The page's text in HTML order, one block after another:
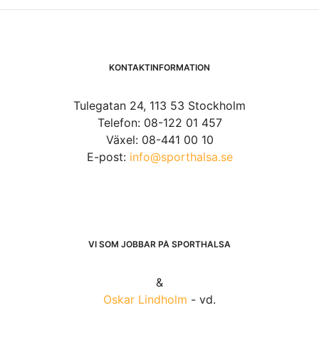
KONTAKTINFORMATION
Tulegatan 24, 113 53 Stockholm
Telefon: 08-122 01 457
Växel: 08-441 00 10
E-post: info@sporthalsa.se
VI SOM JOBBAR PÅ SPORTHÄLSA
&
Oskar Lindholm - vd.